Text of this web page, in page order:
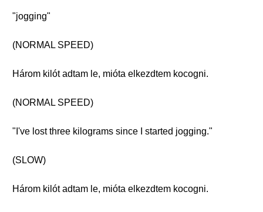
"jogging"
(NORMAL SPEED)
Három kilót adtam le, mióta elkezdtem kocogni.
(NORMAL SPEED)
"I've lost three kilograms since I started jogging."
(SLOW)
Három kilót adtam le, mióta elkezdtem kocogni.